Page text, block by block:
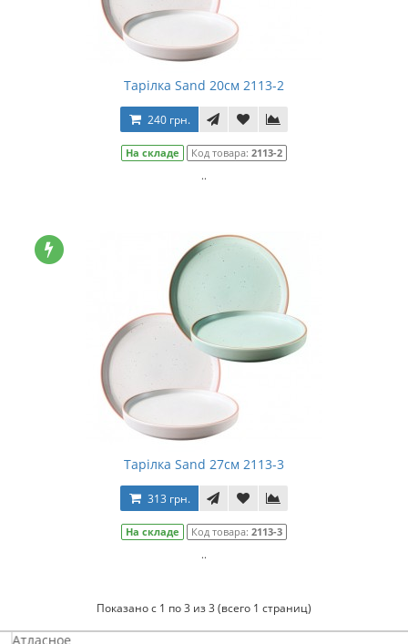
Тарілка Sand 20см 2113-2
240 грн.
На складе Код товара: 2113-2
..
Тарілка Sand 27см 2113-3
313 грн.
На складе Код товара: 2113-3
..
Показано с 1 по 3 из 3 (всего 1 страниц)